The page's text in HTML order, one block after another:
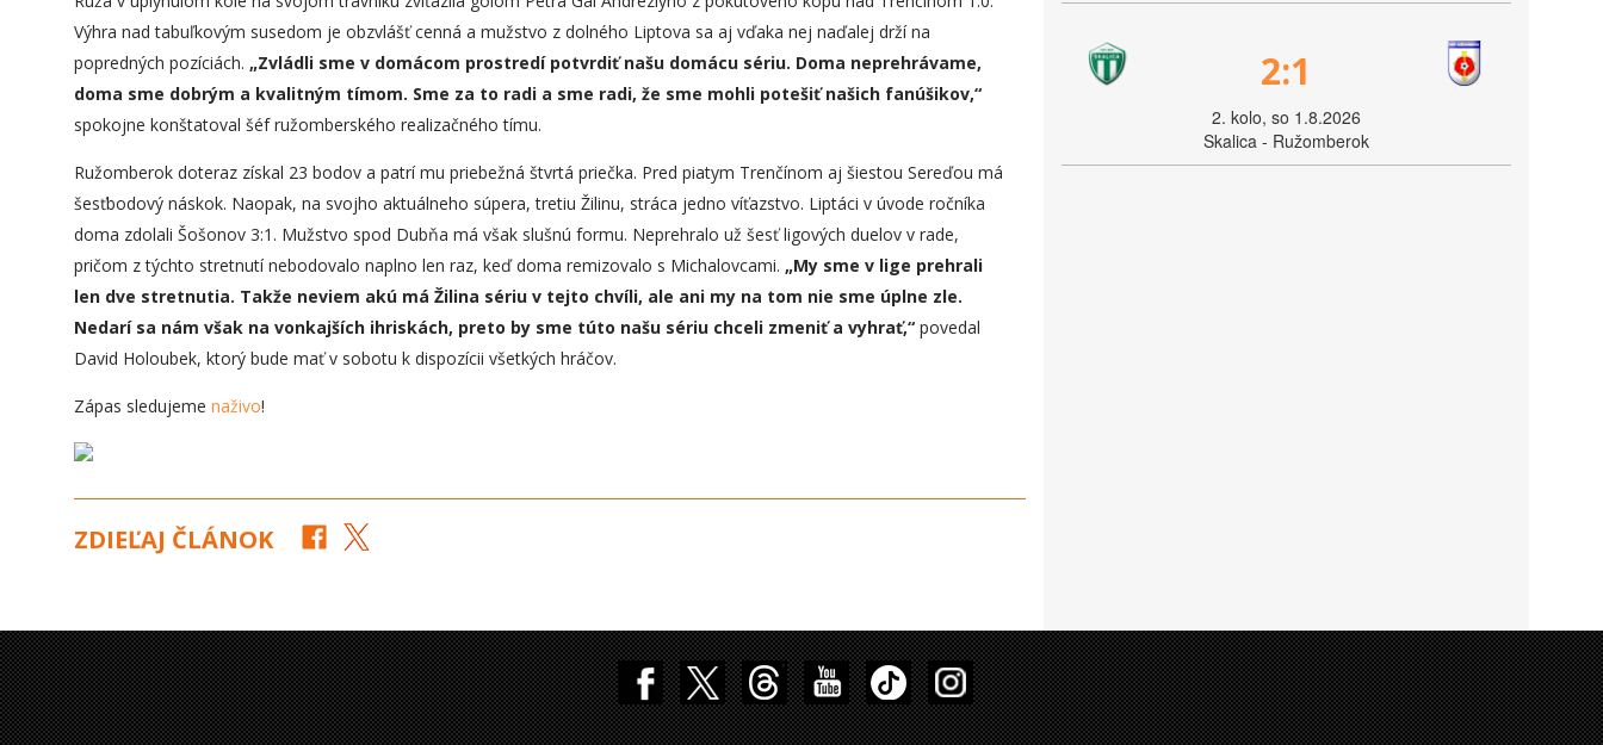
Výhra nad tabuľkovým susedom je obzvlášť cenná a mužstvo z dolného Liptova sa aj vďaka nej naďalej drží na
popredných pozíciách. „Zvládli sme v domácom prostredí potvrdiť našu domácu sériu. Doma neprehrávame,
doma sme dobrým a kvalitným tímom. Sme za to radi a sme radi, že sme mohli potešiť našich fanúšikov,“
spokojne konštatoval šéf ružomberského realizačného tímu.
Ružomberok doteraz získal 23 bodov a patrí mu priebežná štvrtá priečka. Pred piatym Trenčínom aj šiestou Sereďou má
šesťbodový náskok. Naopak, na svojho aktuálneho súpera, tretiu Žilinu, stráca jedno víťazstvo. Liptáci v úvode ročníka
doma zdolali Šošonov 3:1. Mužstvo spod Dubňa má však slušnú formu. Neprehralo už šesť ligových duelov v rade,
pričom z týchto stretnutí nebodovalo naplno len raz, keď doma remizovalo s Michalovcami. „My sme v lige prehrali
len dve stretnutia. Takže neviem akú má Žilina sériu v tejto chvíli, ale ani my na tom nie sme úplne zle.
Nedarí sa nám však na vonkajších ihriskách, preto by sme túto našu sériu chceli zmeniť a vyhrať,“ povedal
David Holoubek, ktorý bude mať v sobotu k dispozícii všetkých hráčov.
Zápas sledujeme naživo!
ZDIEĽAJ ČLÁNOK
2:1
2. kolo, so 1.8.2026
Skalica - Ružomberok